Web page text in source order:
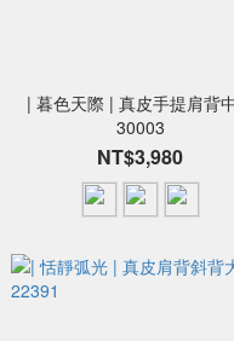
| 暮色天際 | 真皮手提肩背中包
30003
NT$3,980